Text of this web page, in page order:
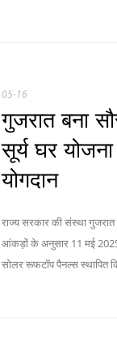
05-16
गुजरात बना
सूर्य घर
योगदान
राज्य सरकार की संस्था गुजरात
आंकड़ों के अनुसार 11 मई
सोलर रूफटॉप पैनल्स स्थापित